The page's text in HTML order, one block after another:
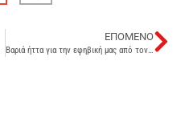
ΕΠΌΜΕΝΟ
Βαριά ήττα για την εφηβική μας από τον Προμηθέα Πατρών